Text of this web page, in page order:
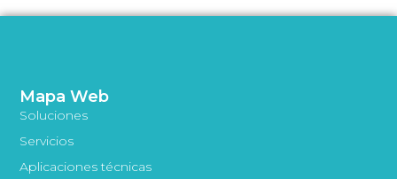
Mapa Web
Soluciones
Servicios
Aplicaciones técnicas